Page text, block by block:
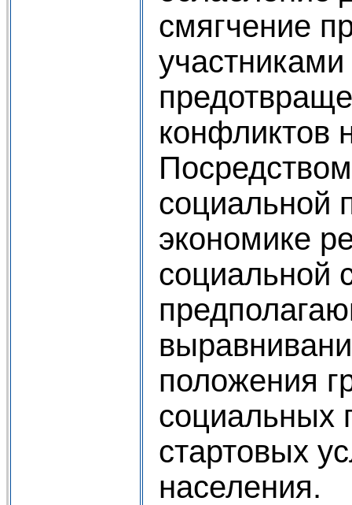
смягчение
конфликтов
социальной
экономике
социальной
положения
социальных
стартовых
населения.